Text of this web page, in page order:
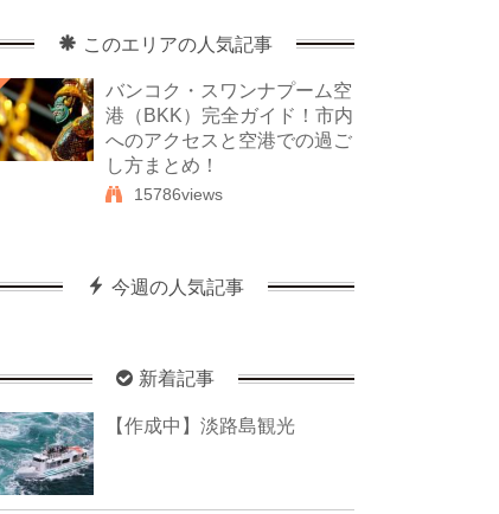
このエリアの人気記事
バンコク・スワンナプーム空
港（BKK）完全ガイド！市内
へのアクセスと空港での過ご
し方まとめ！
15786views
今週の人気記事
新着記事
【作成中】淡路島観光